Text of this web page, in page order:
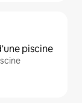
piscine